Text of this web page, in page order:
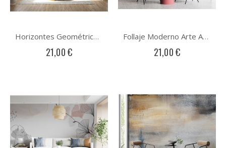
Horizontes Geométricos Arte Abstracto
21,00 €
Follaje Moderno Arte Abstracto
21,00 €